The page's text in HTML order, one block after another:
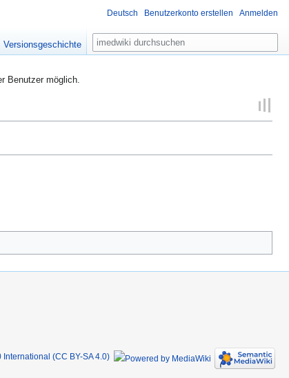
Benutzer möglich.
Deutsch Benutzerkonto erstellen Anmelden
Versionsgeschichte
Suche